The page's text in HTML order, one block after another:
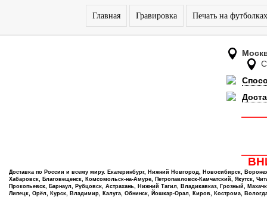
Главная Гравировка Печать на футболках
Доставка по России и всему миру. Екатеринбург, Нижний Новгород, Новосибирск,
Хабаровск, Благовещенск, Комсомольск-на-Амуре, Петропавловск-Камчатский, Якутск,
Прокопьевск, Барнаул, Рубцовск, Астрахань, Нижний Тагил, Владикавказ, Грозный,
Липецк, Орёл, Курск, Владимир, Калуга, Обнинск, Йошкар-Орал, Киров, Кострома,